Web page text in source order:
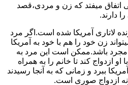
اتفاق میفتد که زن و مردی،قصد
دارند.
لاتاری آمریکا شده است.اگر مرد
زن خود را هم با خود به آمریکا
باشد.ممکن است این مرد به
ازدواج کند تا خانم را به همراه
ببرد و زمانی که به آنجا رسیدند
ازدواج صوری است.